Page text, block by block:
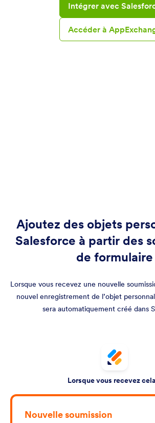
Intégrer avec
Accéder à
Ajoutez des objets
Salesforce à partir des
de formulaire
Lorsque vous recevez une nouvelle
nouvel enregistrement de l’objet
sera automatiquement créé dans
Lorsque vous recevez
Nouvelle soumission